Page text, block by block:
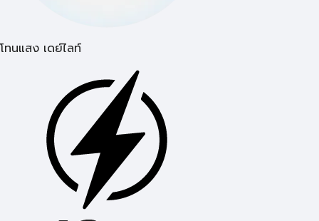
โทนแสง เดย์ไลท์